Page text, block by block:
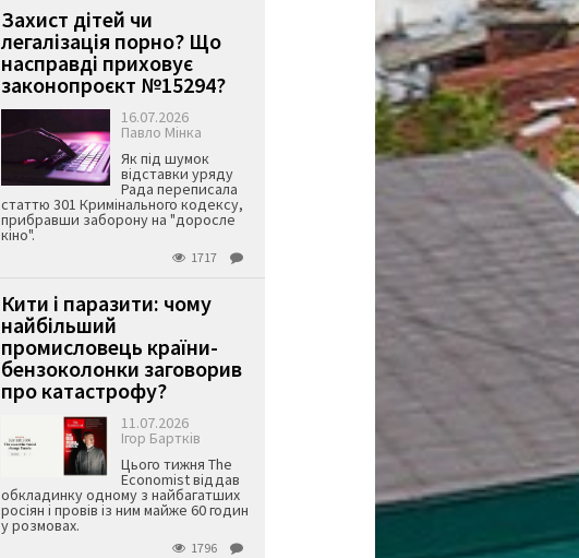
Захист дітей чи
легалізація порно? Що
насправді приховує
законопроєкт №15294?
16.07.2026
Павло Мінка
Як під шумок
відставки уряду
Рада переписала
статтю 301 Кримінального кодексу,
прибравши заборону на "доросле
кіно".
1717
Кити і паразити: чому
найбільший
промисловець країни-
бензоколонки заговорив
про катастрофу?
11.07.2026
Ігор Бартків
Цього тижня The
Economist віддав
обкладинку одному з найбагатших
росіян і провів із ним майже 60 годин
у розмовах.
1796